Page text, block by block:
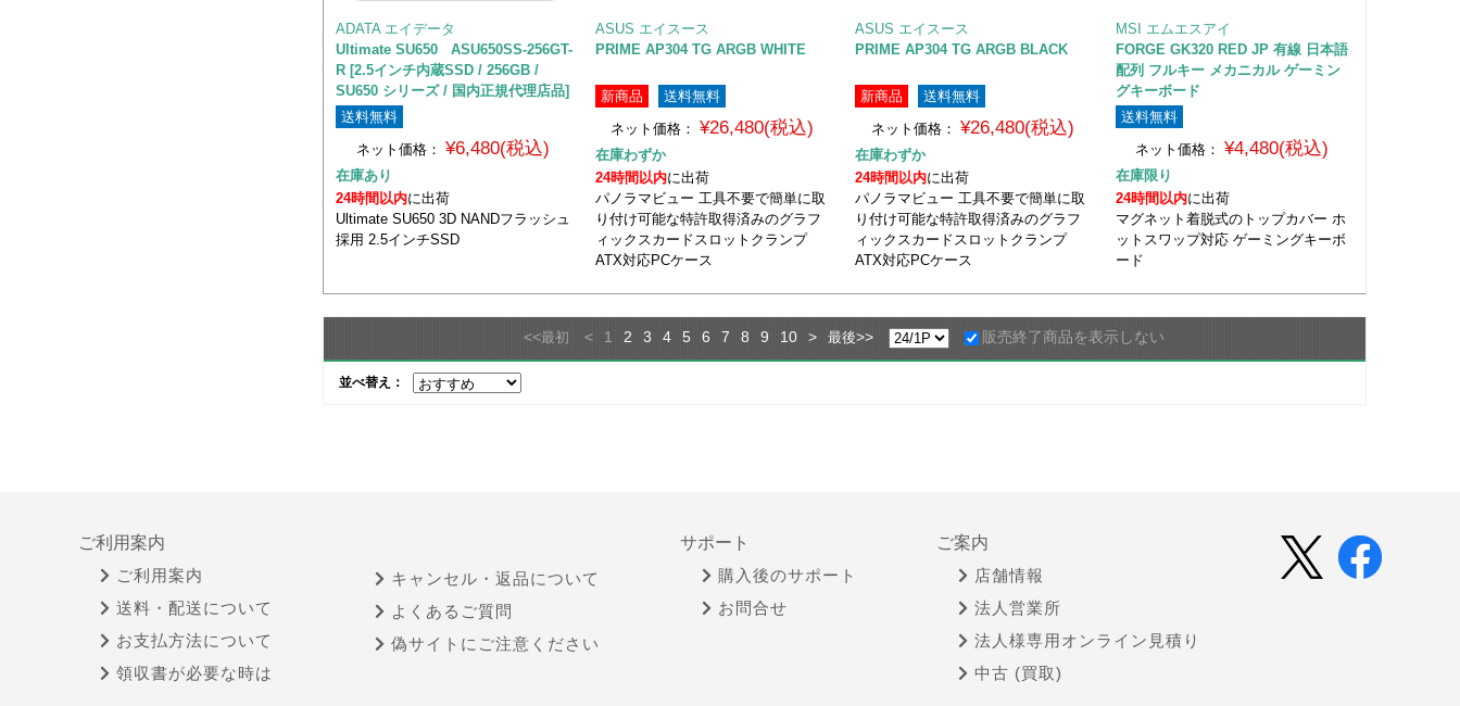
ADATA エイデータ
Ultimate SU650 ASU650SS-256GT-
R [2.5インチ内蔵SSD / 256GB /
SU650 シリーズ / 国内正規代理店品]
送料無料
ネット価格： ¥6,480(税込)
在庫あり
24時間以内に出荷
Ultimate SU650 3D NANDフラッシュ
採用 2.5インチSSD
ASUS エイスース
PRIME AP304 TG ARGB WHITE
新商品
送料無料
ネット価格：
¥26,480(税込)
在庫わずか
24時間以内に出荷
パノラマビュー 工具不要で簡単に取
り付け可能な特許取得済みのグラフ
ィックスカードスロットクランプ
ATX対応PCケース
ASUS エイスース
PRIME AP304 TG ARGB BLACK
新商品
送料無料
ネット価格： ¥26,480(税込)
在庫わずか
24時間以内に出荷
パノラマビュー 工具不要で簡単に取
り付け可能な特許取得済みのグラフ
ィックスカードスロットクランプ
ATX対応PCケース
MSI エムエスアイ
FORGE GK320 RED JP 有線 日本語
配列 フルキー メカニカル ゲーミン
グキーボード
送料無料
ネット価格：
¥4,480(税込)
在庫限り
24時間以内に出荷
マグネット着脱式のトップカバー ホ
ットスワップ対応 ゲーミングキーボ
ード
<<最初 < 1 2 3 4 5 6 7 8 9 10 > 最後>> 販売終了商品を表示しない
並べ替え：
ご利用案内
ご利用案内
送料・配送について
お支払方法について
領収書が必要な時は
キャンセル・返品について
よくあるご質問
偽サイトにご注意ください
サポート
購入後のサポート
お問合せ
ご案内
店舗情報
法人営業所
法人様専用オンライン見積り
中古 (買取)